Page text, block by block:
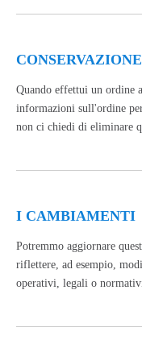
Quando effettui un ordine
informazioni sull'ordine
non ci chiedi di eliminare
I CAMBIAMENTI
Potremmo aggiornare
riflettere, ad esempio,
operativi, legali o